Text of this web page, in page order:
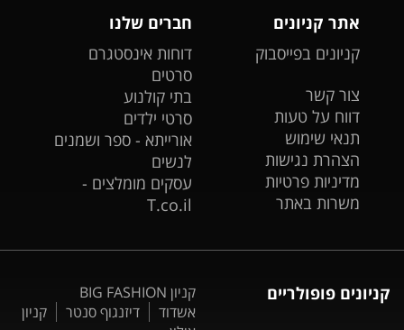
אתר קניונים
קניונים בפייסבוק
צור קשר
דווח על טעות
תנאי שימוש
הצהרת נגישות
מדיניות פרטיות
משרות באתר
חברים שלנו
דוחות אינסטגרם
סרטים
בתי קולנוע
סרטי ילדים
אורייתא - ספר ושמנים
לנשים
עסקים מומלצים -
T.co.il
קניונים פופולריים
קניון BIG FASHION
אשדוד
דיזנגוף סנטר
קניון